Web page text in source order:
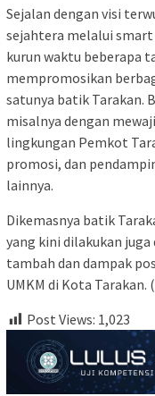
Sejalan dengan visi
sejahtera melalui
kurun waktu beberapa
mempromosikan
satunya batik Tarakan.
misalnya dengan
lingkungan Pemkot
promosi, dan
lainnya.
Dikemasnya batik
yang kini dilakukan
tambah dan dampak
UMKM di Kota
Post Views: 1,023